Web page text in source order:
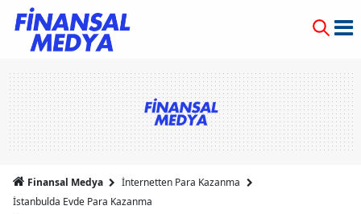
Finansal Medya
İnternetten Para Kazanma
İstanbulda Evde Para Kazanma